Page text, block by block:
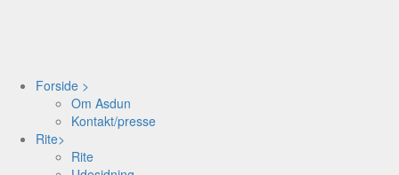
Forside >
Om Asdun
Kontakt/presse
Rite>
Rite